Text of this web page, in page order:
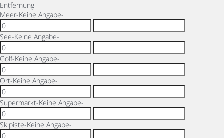
Entfernung
Meer-Keine Angabe-
See-Keine Angabe-
Golf-Keine Angabe-
Ort-Keine Angabe-
Supermarkt-Keine Angabe-
Skipiste-Keine Angabe-